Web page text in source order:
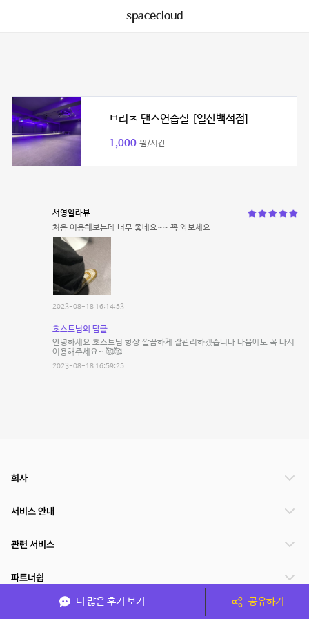
spacecloud
브리츠 댄스연습실 [일산백석점]
1,000 원/시간
서영알라뷰
처음 이용해보는데 너무 좋네요~~ 꼭 와보세요
2023-08-18 16:14:53
호스트님의 답글
안녕하세요 호스트님 항상 깔끔하게 잘관리하겠습니다 다음에도 꼭 다시
이용해주세요~ 🥰🥰
2023-08-18 16:59:25
더 많은 후기 보기 공유하기
회사
서비스 안내
관련 서비스
파트너쉽
서비스 제공 국가